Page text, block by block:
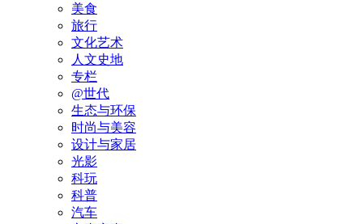
美食
旅行
文化艺术
人文史地
专栏
@世代
生态与环保
时尚与美容
设计与家居
光影
科玩
科普
汽车